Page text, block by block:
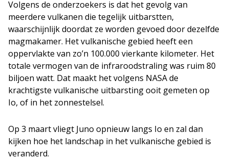
Volgens de onderzoekers is dat het gevolg van
meerdere vulkanen die tegelijk uitbarstten,
waarschijnlijk doordat ze worden gevoed door dezelfde
magmakamer. Het vulkanische gebied heeft een
oppervlakte van zo’n 100.000 vierkante kilometer. Het
totale vermogen van de infraroodstraling was ruim 80
biljoen watt. Dat maakt het volgens NASA de
krachtigste vulkanische uitbarsting ooit gemeten op
Io, of in het zonnestelsel.
Op 3 maart vliegt Juno opnieuw langs Io en zal dan
kijken hoe het landschap in het vulkanische gebied is
veranderd.